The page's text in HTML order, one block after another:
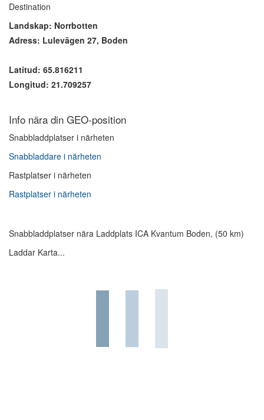
Destination
Landskap: Norrbotten
Adress: Lulevägen 27, Boden
Latitud: 65.816211
Longitud: 21.709257
Info nära din GEO-position
Snabbladdplatser i närheten
Snabbladdare i närheten
Rastplatser i närheten
Rastplatser i närheten
Snabbladdplatser nära Laddplats ICA Kvantum Boden, (50 km)
Laddar Karta...